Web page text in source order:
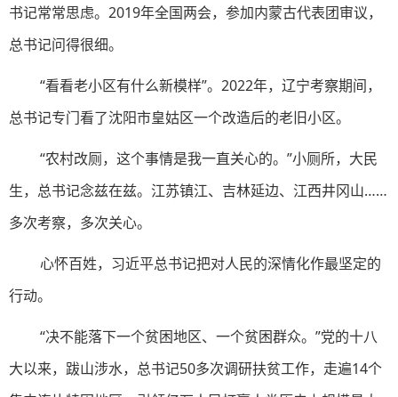
书记常常思虑。2019年全国两会，参加内蒙古代表团审议，
总书记问得很细。
“看看老小区有什么新模样”。2022年，辽宁考察期间，
总书记专门看了沈阳市皇姑区一个改造后的老旧小区。
“农村改厕，这个事情是我一直关心的。”小厕所，大民
生，总书记念兹在兹。江苏镇江、吉林延边、江西井冈山……
多次考察，多次关心。
心怀百姓，习近平总书记把对人民的深情化作最坚定的
行动。
“决不能落下一个贫困地区、一个贫困群众。”党的十八
大以来，跋山涉水，总书记50多次调研扶贫工作，走遍14个